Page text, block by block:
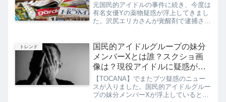
元国民的アイドルの事件に続き、今度は
有名女優Yの薬物疑惑が浮上してきまし
た。沢尻エリカさんが覚醒剤で逮捕され
ル瀧さん・田口淳之介さん・ASKAさん
たくさんの有名人の薬物...
トレンド
国民的アイドルグループの妹分
メンバーXとは誰？スクショ画
像は？現役アイドルに疑惑が！
【TOCANA】
【TOCANA】でまたブツ疑惑のニュー
スが入りました。国民的アイドルグルー
プの妹分メンバーXが浮上しているとゆ